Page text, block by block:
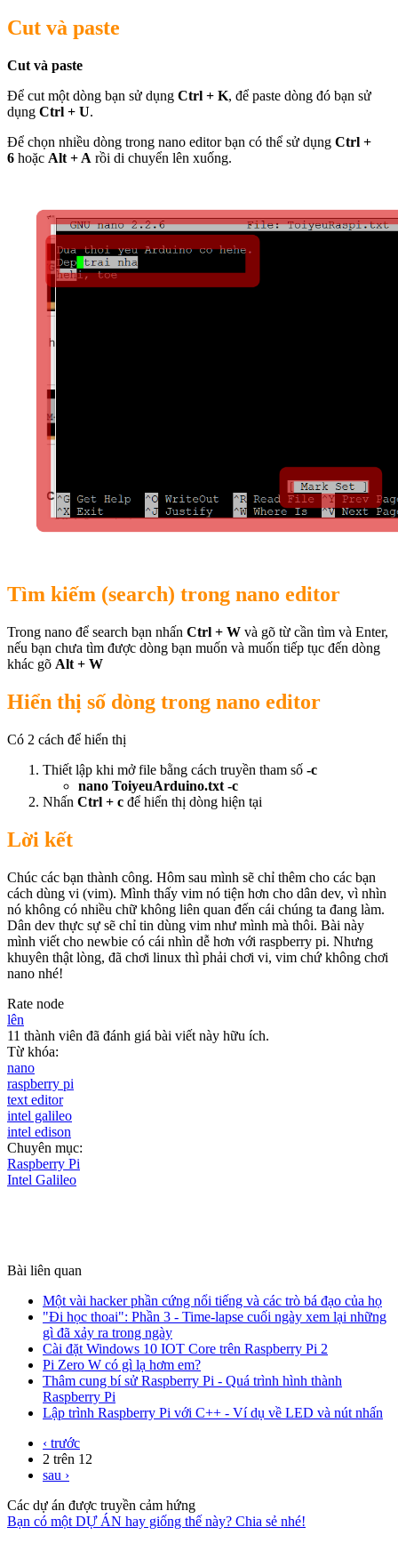
Cut và paste
Cut và paste
Để cut một dòng bạn sử dụng Ctrl + K, để paste dòng đó bạn sử
dụng Ctrl + U.
Để chọn nhiều dòng trong nano editor bạn có thể sử dụng Ctrl +
6 hoặc Alt + A rồi di chuyển lên xuống.
Tìm kiếm (search) trong nano editor
Trong nano để search bạn nhấn Ctrl + W và gõ từ cần tìm và Enter,
nếu bạn chưa tìm được dòng bạn muốn và muốn tiếp tục đến dòng
khác gõ Alt + W
Hiển thị số dòng trong nano editor
Có 2 cách để hiển thị
Thiết lập khi mở file bằng cách truyền tham số -c
​​nano ToiyeuArduino.txt -c
Nhấn Ctrl + c để hiển thị dòng hiện tại
Lời kết
Chúc các bạn thành công. Hôm sau mình sẽ chỉ thêm cho các bạn
cách dùng vi (vim). Mình thấy vim nó tiện hơn cho dân dev, vì nhìn
nó không có nhiều chữ không liên quan đến cái chúng ta đang làm.
Dân dev thực sự sẽ chỉ tin dùng vim như mình mà thôi. Bài này
mình viết cho newbie có cái nhìn dễ hơn với raspberry pi. Nhưng
khuyên thật lòng, đã chơi linux thì phải chơi vi, vim chứ không chơi
nano nhé!
Rate node
lên
11 thành viên đã đánh giá bài viết này hữu ích.
Từ khóa:
nano
raspberry pi
text editor
intel galileo
intel edison
Chuyên mục:
Raspberry Pi
Intel Galileo
Bài liên quan
Một vài hacker phần cứng nổi tiếng và các trò bá đạo của họ
"Đi học thoai": Phần 3 - Time-lapse cuối ngày xem lại những
gì đã xảy ra trong ngày
Cài đặt Windows 10 IOT Core trên Raspberry Pi 2
Pi Zero W có gì lạ hơm em?
Thâm cung bí sử Raspberry Pi - Quá trình hình thành
Raspberry Pi
Lập trình Raspberry Pi với C++ - Ví dụ về LED và nút nhấn
‹ trước
2 trên 12
sau ›
Các dự án được truyền cảm hứng
Bạn có một DỰ ÁN hay giống thế này? Chia sẻ nhé!